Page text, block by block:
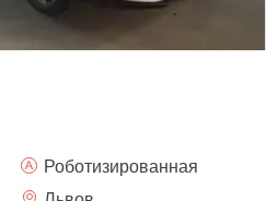
Роботизированная